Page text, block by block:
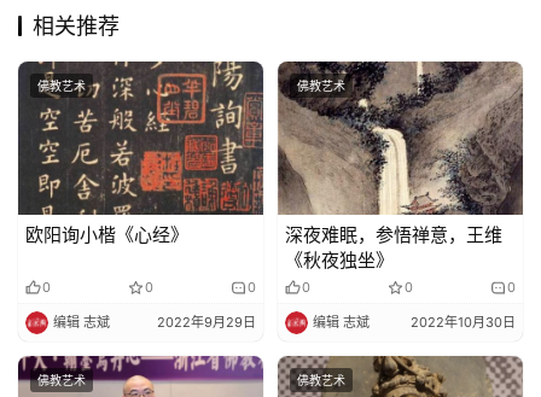
相关推荐
佛教艺术
欧阳询小楷《心经》
0 0 0
编辑 志斌 2022年9月29日
佛教艺术
深夜难眠，参悟禅意，王维
《秋夜独坐》
0 0 0
编辑 志斌 2022年10月30日
佛教艺术 佛教艺术